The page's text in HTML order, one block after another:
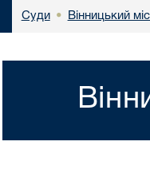
Суди • Вінницький